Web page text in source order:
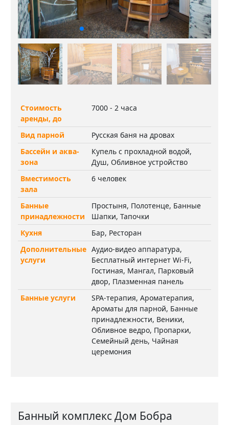
Стоимость
аренды, до
7000 - 2 часа
Вид парной
Русская баня на дровах
Бассейн и аква-
зона
Купель с прохладной водой,
Душ, Обливное устройство
Вместимость
зала
6 человек
Банные
принадлежности
Простыня, Полотенце, Банные
Шапки, Тапочки
Кухня
Бар, Ресторан
Дополнительные
услуги
Аудио-видео аппаратура,
Бесплатный интернет Wi-Fi,
Гостиная, Мангал, Парковый
двор, Плазменная панель
Банные услуги
SPA-терапия, Ароматерапия,
Ароматы для парной, Банные
принадлежности, Веники,
Обливное ведро, Пропарки,
Семейный день, Чайная
церемония
Банный комплекс Дом Бобра